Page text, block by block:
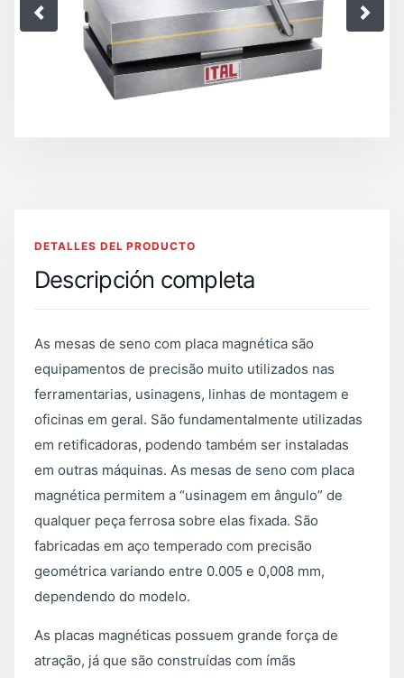
DETALLES DEL PRODUCTO
Descripción completa
As mesas de seno com placa magnética são
equipamentos de precisão muito utilizados nas
ferramentarias, usinagens, linhas de montagem e
oficinas em geral. São fundamentalmente utilizadas
em retificadoras, podendo também ser instaladas
em outras máquinas. As mesas de seno com placa
magnética permitem a “usinagem em ângulo” de
qualquer peça ferrosa sobre elas fixada. São
fabricadas em aço temperado com precisão
geométrica variando entre 0.005 e 0,008 mm,
dependendo do modelo.
As placas magnéticas possuem grande força de
atração, já que são construídas com ímãs